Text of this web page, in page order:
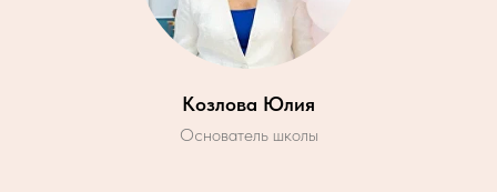
Козлова Юлия
Основатель школы